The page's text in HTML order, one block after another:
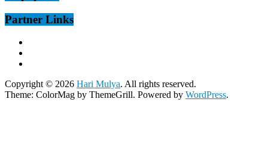
Partner Links
Copyright © 2026 Hari Mulya. All rights reserved.
Theme: ColorMag by ThemeGrill. Powered by WordPress.